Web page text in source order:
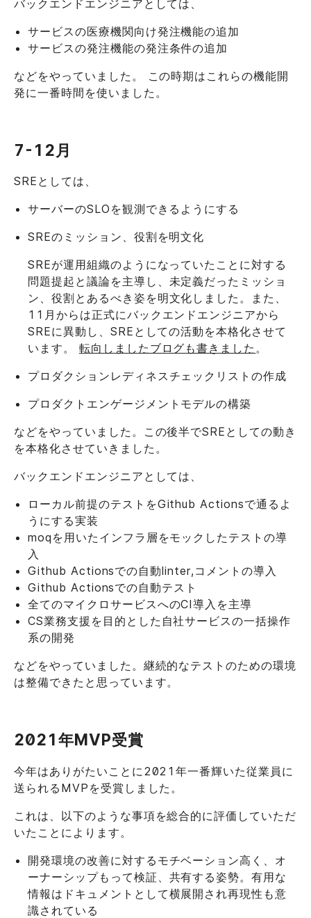
バックエンドエンジニアとしては、
サービスの医療機関向け発注機能の追加
サービスの発注機能の発注条件の追加
などをやっていました。 この時期はこれらの機能開
発に一番時間を使いました。
7-12月
SREとしては、
サーバーのSLOを観測できるようにする
SREのミッション、役割を明文化
SREが運用組織のようになっていたことに対する
問題提起と議論を主導し、未定義だったミッショ
ン、役割とあるべき姿を明文化しました。また、
11月からは正式にバックエンドエンジニアから
SREに異動し、SREとしての活動を本格化させて
います。 転向しましたブログも書きました 。
プロダクションレディネスチェックリストの作成
プロダクトエンゲージメントモデルの構築
などをやっていました。この後半でSREとしての動き
を本格化させていきました。
バックエンドエンジニアとしては、
ローカル前提のテストをGithub Actionsで通るよ
うにする実装
moqを用いたインフラ層をモックしたテストの導
入
Github Actionsでの自動linter,コメントの導入
Github Actionsでの自動テスト
全てのマイクロサービスへのCI導入を主導
CS業務支援を目的とした自社サービスの一括操作
系の開発
などをやっていました。継続的なテストのための環境
は整備できたと思っています。
2021年MVP受賞
今年はありがたいことに2021年一番輝いた従業員に
送られるMVPを受賞しました。
これは、以下のような事項を総合的に評価していただ
いたことによります。
開発環境の改善に対するモチベーション高く、オ
ーナーシップもって検証、共有する姿勢。有用な
情報はドキュメントとして横展開され再現性も意
識されている